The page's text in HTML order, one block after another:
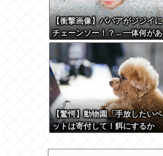
【衝撃画像】ババアがジジイに
チェーンソー！？←一体何があ
ったんやコレw w w w w w w
w w
【驚愕】動物園「手放したいペ
ットは寄付して！餌にするか
w w w w w w w w w